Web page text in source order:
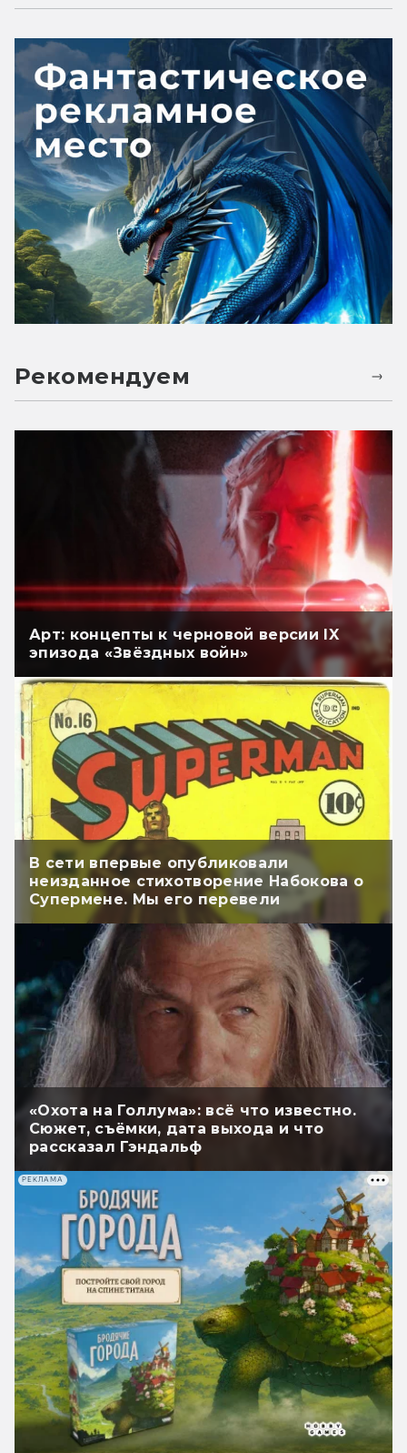
Рекомендуем
Арт: концепты к черновой версии IX
эпизода «Звёздных войн»
В сети впервые опубликовали
неизданное стихотворение Набокова о
Супермене. Мы его перевели
«Охота на Голлума»: всё что известно.
Сюжет, съёмки, дата выхода и что
рассказал Гэндальф
РЕКЛАМА